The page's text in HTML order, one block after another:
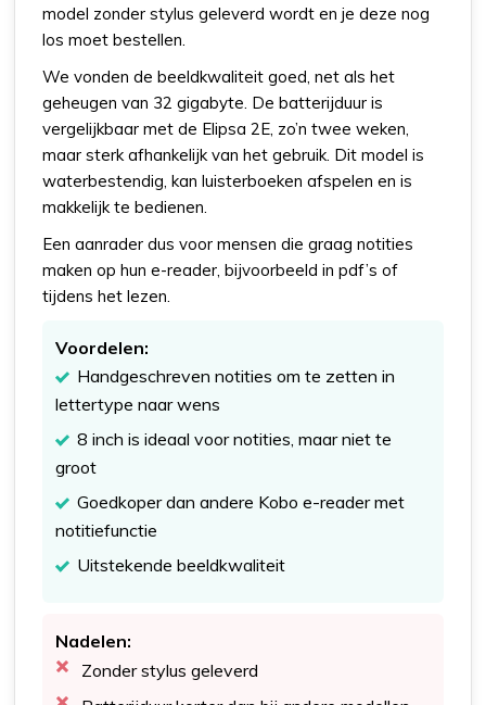
model zonder stylus geleverd wordt en je deze nog
los moet bestellen.
We vonden de beeldkwaliteit goed, net als het
geheugen van 32 gigabyte. De batterijduur is
vergelijkbaar met de Elipsa 2E, zo’n twee weken,
maar sterk afhankelijk van het gebruik. Dit model is
waterbestendig, kan luisterboeken afspelen en is
makkelijk te bedienen.
Een aanrader dus voor mensen die graag notities
maken op hun e-reader, bijvoorbeeld in pdf’s of
tijdens het lezen.
Voordelen:
Handgeschreven notities om te zetten in
lettertype naar wens
8 inch is ideaal voor notities, maar niet te
groot
Goedkoper dan andere Kobo e-reader met
notitiefunctie
Uitstekende beeldkwaliteit
Nadelen:
Zonder stylus geleverd